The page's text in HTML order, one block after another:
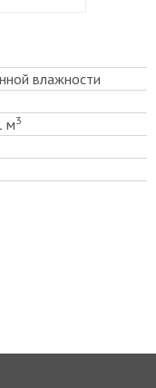
влажности
м3